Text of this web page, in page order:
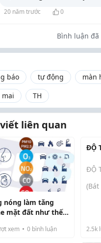
20 năm trước 0
Bình luận
báo
tự động màn
mai
TH
liên quan
nóng làm tăng
mặt đất như thế
xem 0 bình luận
ĐỘ
ĐỘ
2.5k